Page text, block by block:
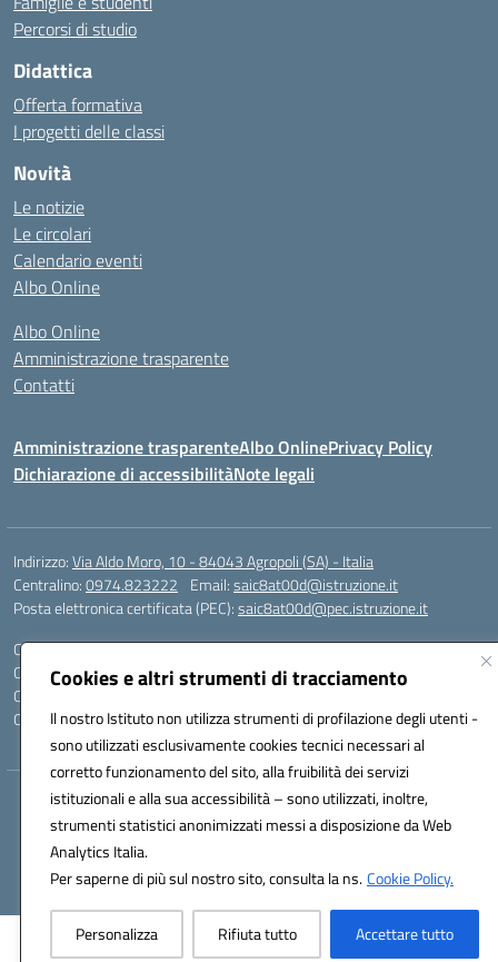
Cookies e altri strumenti di tracciamento
Il nostro Istituto non utilizza strumenti di profilazione degli utenti -
sono utilizzati esclusivamente cookies tecnici necessari al
corretto funzionamento del sito, alla fruibilità dei servizi
istituzionali e alla sua accessibilità – sono utilizzati, inoltre,
strumenti statistici anonimizzati messi a disposizione da Web
Analytics Italia.
Per saperne di più sul nostro sito, consulta la ns.Cookie Policy.
Personalizza Rifiuta tutto Accettare tutto
Percorsi di studio
Didattica
Offerta formativa
I progetti delle classi
Novità
Le notizie
Le circolari
Calendario eventi
Albo Online
Albo Online
Amministrazione trasparente
Contatti
Amministrazione trasparenteAlbo OnlinePrivacy Policy
Dichiarazione di accessibilitàNote legali
Indirizzo:Via Aldo Moro, 10 - 84043 Agropoli (SA) - Italia
Centralino:0974.823222 Email:saic8at00d@istruzione.it
Posta elettronica certificata (PEC):saic8at00d@pec.istruzione.it
Codice fiscale: 90009620650
Codice meccanografico:SAIC8AT00D
Codice Indice delle Pubbliche Amministrazioni (IPA): istsc_saic8at00d
Codice unico di fatturazione (CUF): UF1K7E
Hosting & Powered by 3D Solution S.r.l.
Concept & Design by Designers Italia